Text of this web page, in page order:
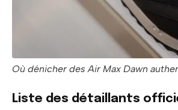
Où dénicher des Air Max Dawn
Liste des détaillants